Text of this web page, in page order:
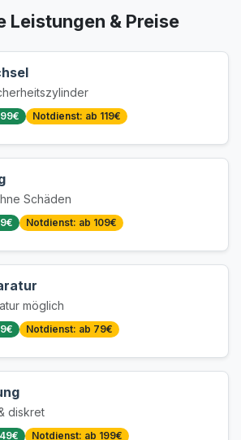
Leistungen & Preise
Notdienst: ab 119€
Schäden
Notdienst: ab 109€
möglich
Notdienst: ab 79€
diskret
Notdienst: ab 199€